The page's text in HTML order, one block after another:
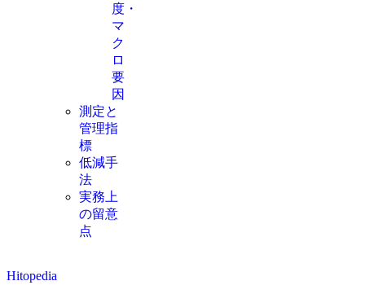
度・
マ
ク
ロ
要
因
測定と
管理指
標
低減手
法
実務上
の留意
点
Hitopedia